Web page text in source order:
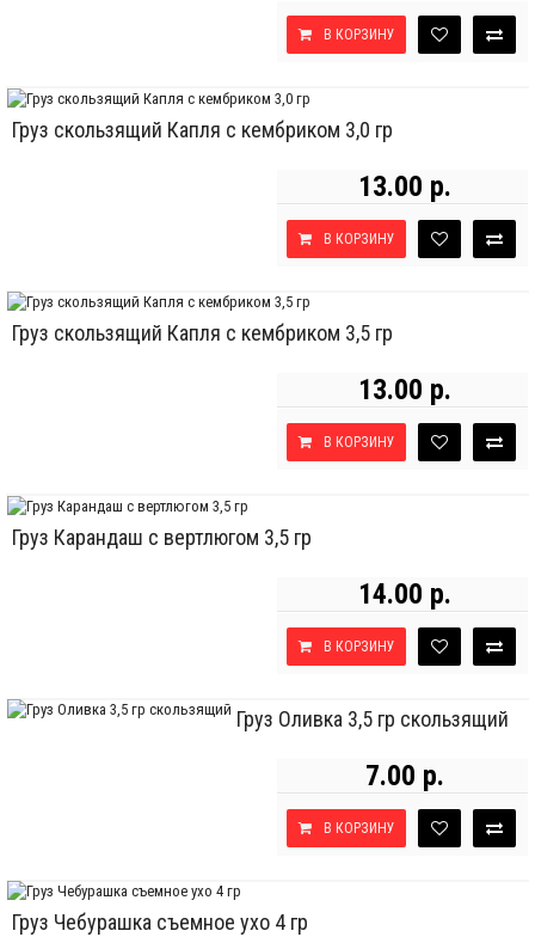
В КОРЗИНУ
Груз скользящий Капля с кембриком 3,0 гр
13.00 р.
В КОРЗИНУ
Груз скользящий Капля с кембриком 3,5 гр
13.00 р.
В КОРЗИНУ
Груз Карандаш с вертлюгом 3,5 гр
14.00 р.
В КОРЗИНУ
Груз Оливка 3,5 гр скользящий
7.00 р.
В КОРЗИНУ
Груз Чебурашка съемное ухо 4 гр